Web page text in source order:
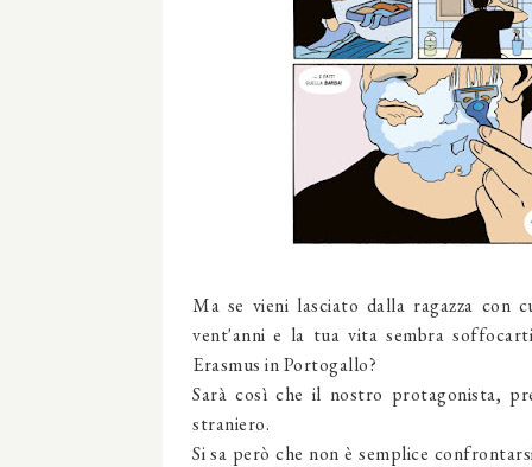
Ma se vieni lasciato dalla ragazza
vent'anni e la tua vita sembra
Erasmus in Portogallo?
Sarà così che il nostro protagonista,
straniero.
Si sa però che non è semplice